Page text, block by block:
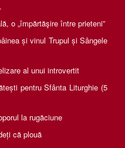
o „împărtăşire între prieteni”
și vinul Trupul și Sângele
al unui introvertit
pentru Sfânta Liturghie (5
la rugăciune
că plouă